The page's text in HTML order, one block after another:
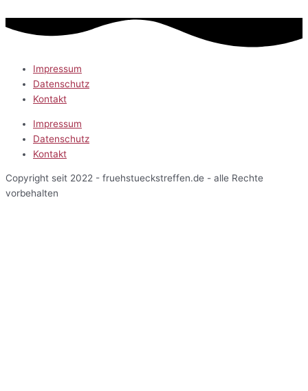
Impressum
Datenschutz
Kontakt
Impressum
Datenschutz
Kontakt
Copyright seit 2022 - fruehstueckstreffen.de - alle Rechte
vorbehalten